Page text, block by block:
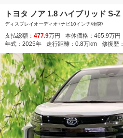
トヨタ ノア 1.8 ハイブリッド S-Z
ディスプレイオーディオ+ナビ10インチ/衝突/
支払総額： 477.9万円 本体価格： 465.9万円
年式： 2025年 走行距離： 0.8万km 修復歴：